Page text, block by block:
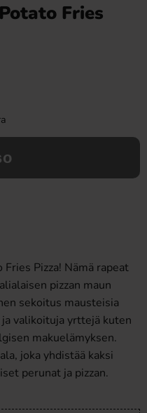
Fries
Pizza! Nämä rapeat
pizzan maun
sekoitus mausteisia
valikoituja yrttejä kuten
makuelämyksen.
joka yhdistää kaksi
perunat ja pizzan.